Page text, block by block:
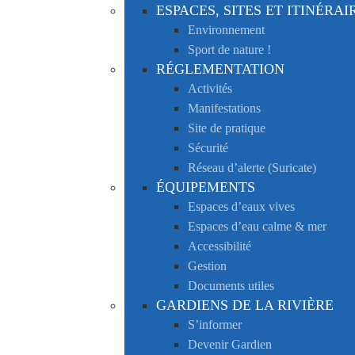
ESPACES, SITES ET
Environnement
Sport de nature !
RÉGLEMENTATION
Activités
Manifestations
Site de pratique
Sécurité
Réseau d’alerte (Suricate)
ÉQUIPEMENTS
Espaces d’eaux vives
Espaces d’eau calme & mer
Accessibilité
Gestion
Documents utiles
GARDIENS DE LA RIVIÈRE
S’informer
Devenir Gardien